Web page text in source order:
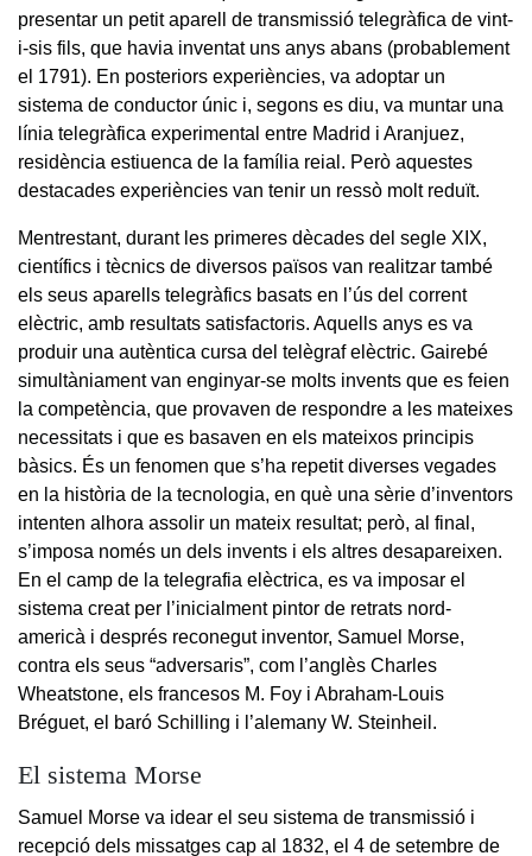
presentar un petit aparell de transmissió telegràfica de vint-
i-sis fils, que havia inventat uns anys abans (probablement
el 1791). En posteriors experiències, va adoptar un
sistema de conductor únic i, segons es diu, va muntar una
línia telegràfica experimental entre Madrid i Aranjuez,
residència estiuenca de la família reial. Però aquestes
destacades experiències van tenir un ressò molt reduït.
Mentrestant, durant les primeres dècades del segle XIX,
científics i tècnics de diversos països van realitzar també
els seus aparells telegràfics basats en l’ús del corrent
elèctric, amb resultats satisfactoris. Aquells anys es va
produir una autèntica cursa del telègraf elèctric. Gairebé
simultàniament van enginyar-se molts invents que es feien
la competència, que provaven de respondre a les mateixes
necessitats i que es basaven en els mateixos principis
bàsics. És un fenomen que s’ha repetit diverses vegades
en la història de la tecnologia, en què una sèrie d’inventors
intenten alhora assolir un mateix resultat; però, al final,
s’imposa només un dels invents i els altres desapareixen.
En el camp de la telegrafia elèctrica, es va imposar el
sistema creat per l’inicialment pintor de retrats nord-
americà i després reconegut inventor, Samuel Morse,
contra els seus “adversaris”, com l’anglès Charles
Wheatstone, els francesos M. Foy i Abraham-Louis
Bréguet, el baró Schilling i l’alemany W. Steinheil.
El sistema Morse
Samuel Morse va idear el seu sistema de transmissió i
recepció dels missatges cap al 1832, el 4 de setembre de